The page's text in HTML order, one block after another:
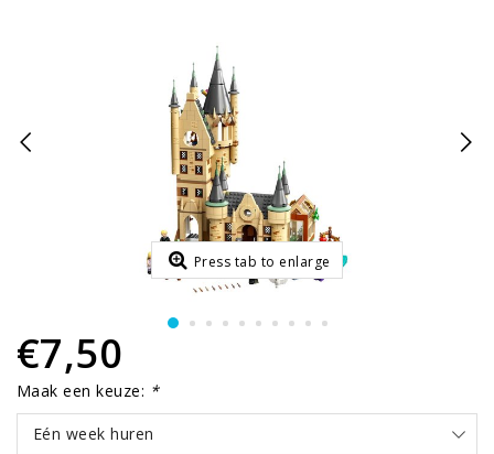
Press tab to enlarge
€7,50
Maak een keuze: *
Eén week huren